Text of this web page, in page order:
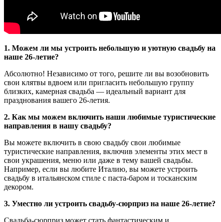
1. Можем ли мы устроить небольшую и уютную свадьбу на
наше 26-летие?
Абсолютно! Независимо от того, решите ли вы возобновить
свои клятвы вдвоем или пригласить небольшую группу
близких, камерная свадьба — идеальный вариант для
празднования вашего 26-летия.
2. Как мы можем включить наши любимые туристические
направления в нашу свадьбу?
Вы можете включить в свою свадьбу свои любимые
туристические направления, включив элементы этих мест в
свои украшения, меню или даже в тему вашей свадьбы.
Например, если вы любите Италию, вы можете устроить
свадьбу в итальянском стиле с паста-баром и тосканским
декором.
3. Уместно ли устроить свадьбу-сюрприз на наше 26-летие?
Свадьба-сюрприз может стать фантастическим и